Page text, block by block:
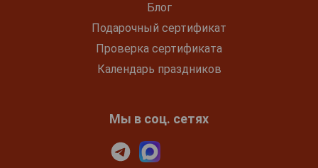
Блог
Подарочный сертификат
Проверка сертификата
Календарь праздников
Мы в соц. сетях